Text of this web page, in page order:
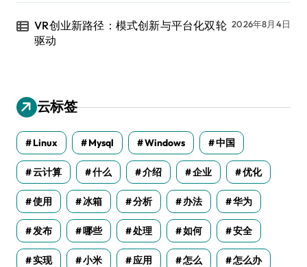
VR创业新路径：模式创新与平台化双轮
驱动
2026年8月4日
云标签
Linux Mysql Windows 中国
云计算 什么 介绍 企业 优化
使用 冰箱 分析 办法 华为
发布 哪些 处理 如何 安全
实现 小米 应用 怎么 怎么办